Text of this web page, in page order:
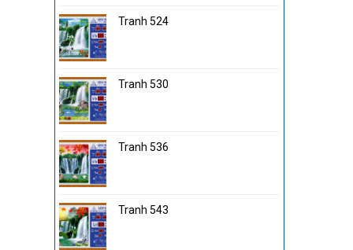
Tranh 524
Tranh 530
Tranh 536
Tranh 543